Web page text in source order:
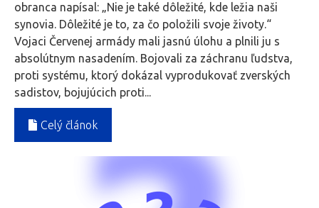
obranca napísal: „Nie je také dôležité, kde ležia naši
synovia. Dôležité je to, za čo položili svoje životy.“
Vojaci Červenej armády mali jasnú úlohu a plnili ju s
absolútnym nasadením. Bojovali za záchranu ľudstva,
proti systému, ktorý dokázal vyprodukovať zverských
sadistov, bojujúcich proti...
Celý článok